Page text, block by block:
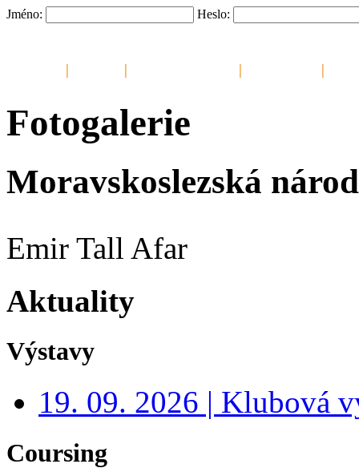
Jméno: Heslo:
| | | |
Fotogalerie
Moravskoslezská
Emir Tall Afar
Aktuality
Výstavy
19. 09. 2026 | Klubová
Coursing